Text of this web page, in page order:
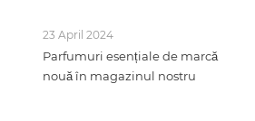
23 April 2024
Parfumuri esențiale de marcă
nouă în magazinul nostru